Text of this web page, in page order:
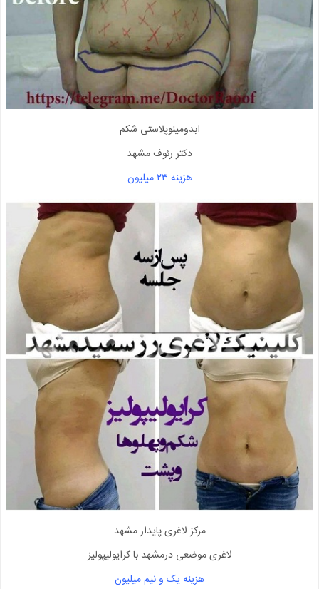
ابدومینوپلاستی شکم
دکتر رئوف مشهد
هزینه ۲۳ میلیون
مرکز لاغری پایدار مشهد
لاغری موضعی درمشهد با کرایولیپولیز
هزینه یک و نیم میلیون